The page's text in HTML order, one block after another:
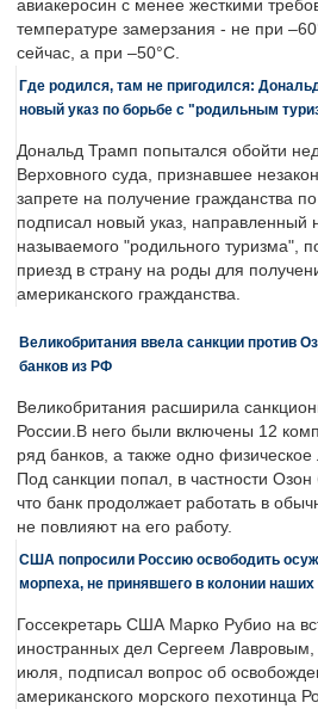
авиакеросин с менее жесткими
температуре замерзания - не при
сейчас, а при –50°C.
Где родился, там не пригодился:
новый указ по борьбе с "родильным
Дональд Трамп попытался обойти
Верховного суда, признавшее
запрете на получение гражданства
подписал новый указ, направленный
называемого "родильного туризма",
приезд в страну на роды для
американского гражданства.
Великобритания ввела санкции против
банков из РФ
Великобритания расширила
России.В него были включены 12
ряд банков, а также одно
Под санкции попал, в частности
что банк продолжает работать в
не повлияют на его работу.
США попросили Россию освободить
морпеха, не принявшего в колонии
Госсекретарь США Марко Рубио на
иностранных дел Сергеем
июля, подписал вопрос об
американского морского пехотинца